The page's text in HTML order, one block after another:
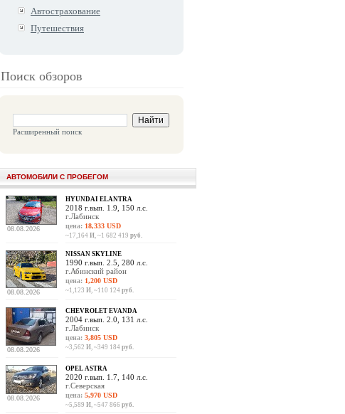
Автострахование
Путешествия
Поиск обзоров
Расширенный поиск
АВТОМОБИЛИ С ПРОБЕГОМ
08.08.2026
HYUNDAI ELANTRA
2018 г.вып. 1.9, 150 л.с.
г.Лабинск
цена: 18,333 USD
~17,164 И, ~1 682 419 руб.
08.08.2026
NISSAN SKYLINE
1990 г.вып. 2.5, 280 л.с.
г.Абинский район
цена: 1,200 USD
~1,123 И, ~110 124 руб.
08.08.2026
CHEVROLET EVANDA
2004 г.вып. 2.0, 131 л.с.
г.Лабинск
цена: 3,805 USD
~3,562 И, ~349 184 руб.
08.08.2026
OPEL ASTRA
2020 г.вып. 1.7, 140 л.с.
г.Северская
цена: 5,970 USD
~5,589 И, ~547 866 руб.